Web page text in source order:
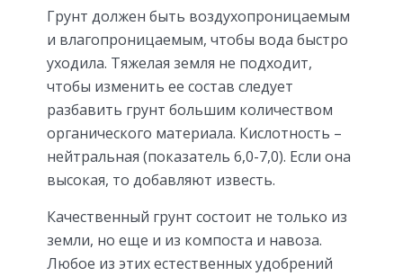
Грунт должен быть воздухопроницаемым
и влагопроницаемым, чтобы вода быстро
уходила. Тяжелая земля не подходит,
чтобы изменить ее состав следует
разбавить грунт большим количеством
органического материала. Кислотность –
нейтральная (показатель 6,0-7,0). Если она
высокая, то добавляют известь.
Качественный грунт состоит не только из
земли, но еще и из компоста и навоза.
Любое из этих естественных удобрений